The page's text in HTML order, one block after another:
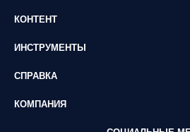
КОНТЕНТ
ИНСТРУМЕНТЫ
СПРАВКА
КОМПАНИЯ